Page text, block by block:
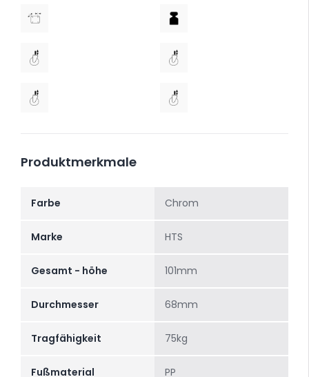
Produktmerkmale
Farbe Chrom
Marke HTS
Gesamt - höhe 101mm
Durchmesser 68mm
Tragfähigkeit 75kg
Fußmaterial PP